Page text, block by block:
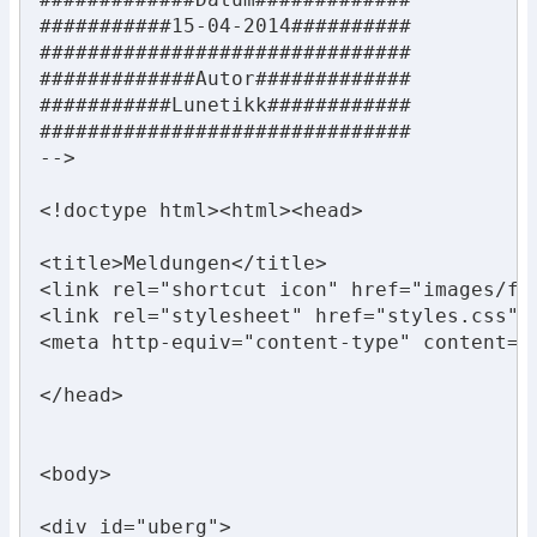
###########15-04-2014##########
###############################
#############Autor#############
###########Lunetikk############
###############################
-->
<!doctype html><html><head>
<title>Meldungen</title>
<link rel="shortcut icon" href="images/
<link rel="stylesheet" href="styles.css"
<meta http-equiv="content-type"
</head>
<body>
<div id="uberg">